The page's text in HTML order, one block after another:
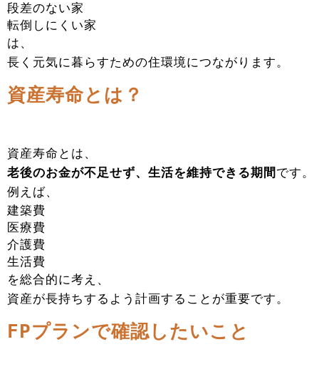
段差のない家
転倒しにくい家
は、
長く元気に暮らすための住環境につながります。
資産寿命とは？
資産寿命とは、
老後のお金が不足せず、生活を維持できる期間 です。
例えば、
建築費
医療費
介護費
生活費
を総合的に考え、
資産が長持ちするよう計画することが重要です。
FPプランで確認したいこと